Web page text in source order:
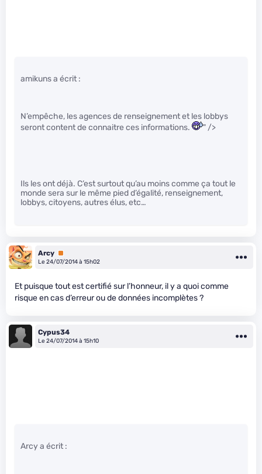
amikuns a écrit :
N’empêche, les agences de renseignement et les lobbys
seront content de connaitre ces informations.
" />
Ils les ont déjà. C’est surtout qu’au moins comme ça tout le
monde sera sur le même pied d’égalité, renseignement,
lobbys, citoyens, autres élus, etc…
Arcy Premium
Le 24/07/2014 à 15h02
Et puisque tout est certifié sur l’honneur, il y a quoi comme
risque en cas d’erreur ou de données incomplètes ?
Cypus34
Le 24/07/2014 à 15h10
Arcy a écrit :